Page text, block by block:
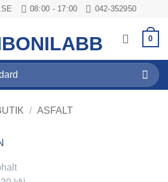
08:00 - 17:00 042-352950
0
/ ASFALT